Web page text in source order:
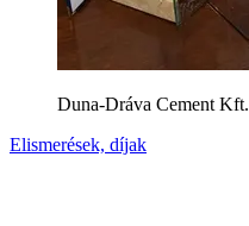
Duna-Dráva Cement Kft.
Elismerések, díjak